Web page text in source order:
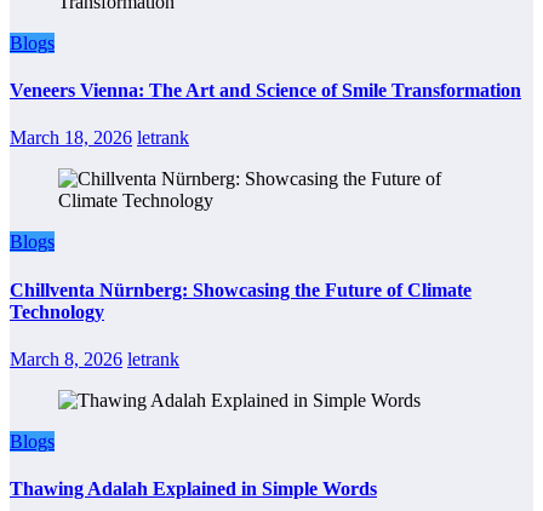
Blogs
Veneers Vienna: The Art and Science of Smile Transformation
March 18, 2026 letrank
Blogs
Chillventa Nürnberg: Showcasing the Future of Climate
Technology
March 8, 2026 letrank
Blogs
Thawing Adalah Explained in Simple Words